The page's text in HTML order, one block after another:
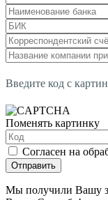
Введите код с
Поменять картинку
Согласен на
Отправить
Мы получили Вашу